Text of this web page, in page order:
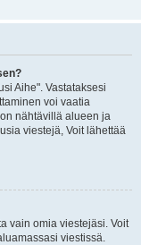
Aihe". Vastataksesi
voi vaatia
nähtävillä alueen ja
viestejä, Voit lähettää
vain omia viestejäsi. Voit
viestissä.